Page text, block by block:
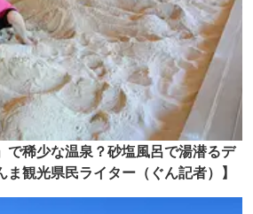
で稀少な温泉？砂塩風呂で湯潜るデ
ま観光県民ライター（ぐん記者）】